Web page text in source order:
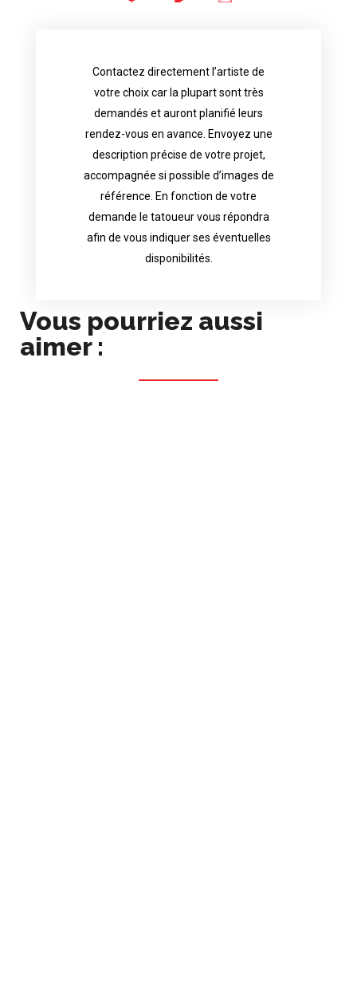
Contactez directement l’artiste de
votre choix car la plupart sont très
demandés et auront planifié leurs
rendez-vous en avance. Envoyez une
description précise de votre projet,
accompagnée si possible d’images de
référence. En fonction de votre
demande le tatoueur vous répondra
afin de vous indiquer ses éventuelles
disponibilités.
Contact directly the artist of your
choice because most are in great
appointments in advance. Send an
accurate description of your project, if
possible attached with reference
images. Depending your request, the
tattoo artist will answer to tell you his
Vous pourriez aussi
aimer :